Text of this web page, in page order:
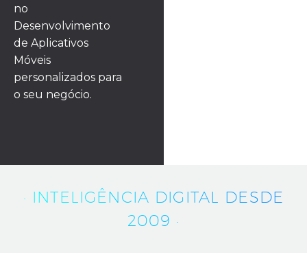
no
Desenvolvimento
de Aplicativos
Móveis
personalizados para
o seu negócio.
· INTELIGÊNCIA DIGITAL DESDE
2009 ·